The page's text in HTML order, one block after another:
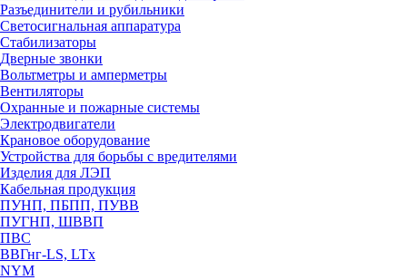
Разъединители и рубильники
Светосигнальная аппаратура
Стабилизаторы
Дверные звонки
Вольтметры и амперметры
Вентиляторы
Охранные и пожарные системы
Электродвигатели
Крановое оборудование
Устройства для борьбы с вредителями
Изделия для ЛЭП
Кабельная продукция
ПУНП, ПБПП, ПУВВ
ПУГНП, ШВВП
ПВС
ВВГнг-LS, LTx
NYM